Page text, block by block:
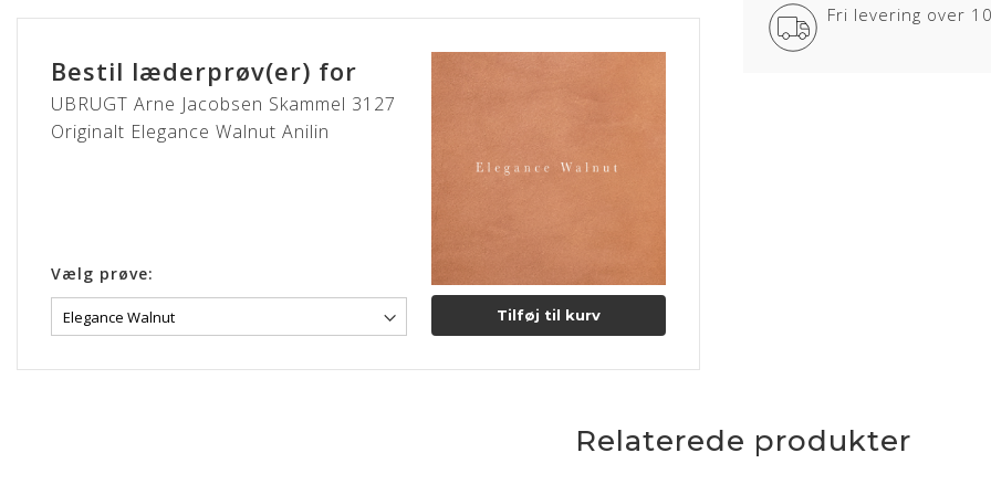
til
Anilin læder kan variere i farve
sår, ar og stikmærker, som
Fri levering over
Bestil læderprøv(er) for
UBRUGT Arne Jacobsen Skammel 3127
Originalt Elegance Walnut Anilin
Vælg prøve:
Tilføj til kurv
Relaterede produkter